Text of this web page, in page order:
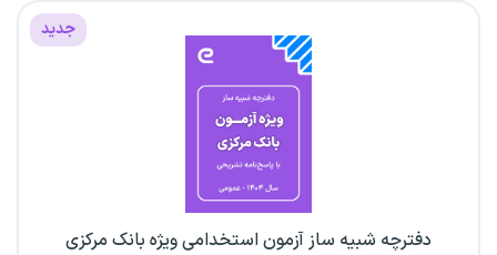
جدید
دفترچه شبیه ساز آزمون استخدامی ویژه بانک مرکزی